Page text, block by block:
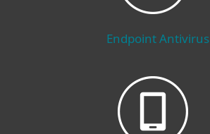
Endpoint Antivirus